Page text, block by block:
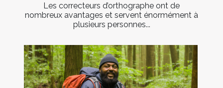
Les correcteurs d’orthographe ont de
nombreux avantages et servent énormément à
plusieurs personnes...